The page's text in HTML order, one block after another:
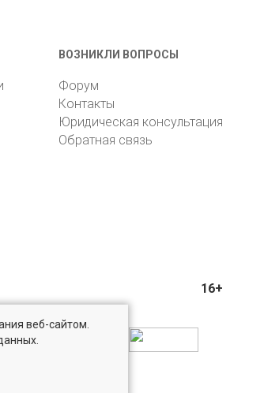
ВОЗНИКЛИ ВОПРОСЫ
Форум
Контакты
Юридическая консультация
Обратная связь
16+
веб-сайтом.